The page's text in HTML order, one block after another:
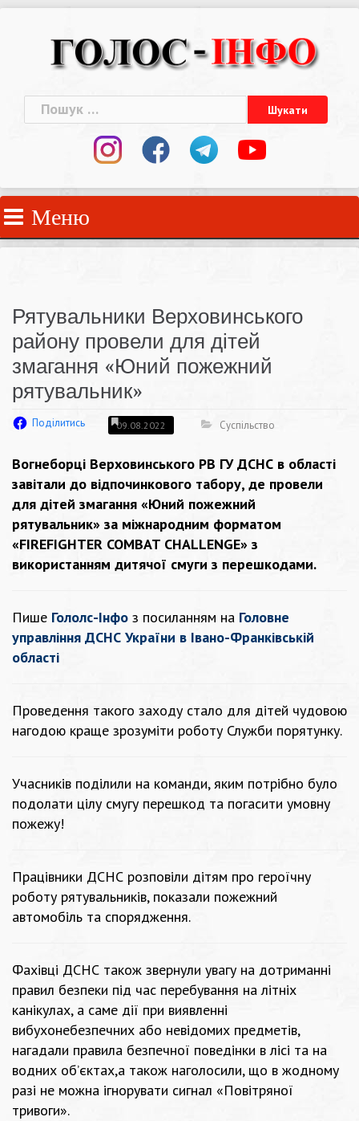
Пошук:
Меню
Рятувальники Верховинського
району провели для дітей
змагання «Юний пожежний
рятувальник»
Поділитись 09.08.2022 Суспільство
Вогнеборці Верховинського РВ ГУ ДСНС в області
завітали до відпочинкового табору, де провели
для дітей змагання «Юний пожежний
рятувальник» за міжнародним форматом
«FIREFIGHTER COMBAT CHALLENGE» з
використанням дитячої смуги з перешкодами.
Пише Гололс-Інфо з посиланням на Головне
управління ДСНС України в Івано-Франківській
області
Проведення такого заходу стало для дітей чудовою
нагодою краще зрозуміти роботу Служби порятунку.
Учасників поділили на команди, яким потрібно було
подолати цілу смугу перешкод та погасити умовну
пожежу!
Працівники ДСНС розповіли дітям про героїчну
роботу рятувальників, показали пожежний
автомобіль та спорядження.
Фахівці ДСНС також звернули увагу на дотриманні
правил безпеки під час перебування на літніх
канікулах, а саме дії при виявленні
вибухонебезпечних або невідомих предметів,
нагадали правила безпечної поведінки в лісі та на
водних об’єктах,а також наголосили, що в жодному
разі не можна ігнорувати сигнал «Повітряної
тривоги».